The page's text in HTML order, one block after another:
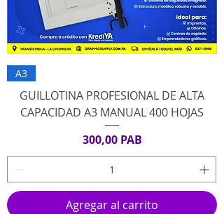
A3
GUILLOTINA PROFESIONAL DE ALTA
CAPACIDAD A3 MANUAL 400 HOJAS
Precio
300,00 PAB
Agregar al carrito